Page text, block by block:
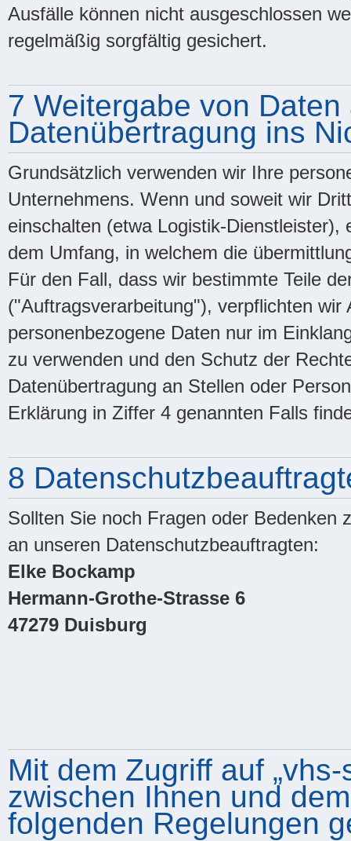
Ausfälle können nicht ausgeschlossen
regelmäßig sorgfältig gesichert.
7 Weitergabe von
Datenübertragung ins
Grundsätzlich verwenden wir Ihre
Unternehmens. Wenn und soweit wir
einschalten (etwa Logistik-
dem Umfang, in welchem die
Für den Fall, dass wir bestimmte Teile
("Auftragsverarbeitung"), verpflichten
personenbezogene Daten nur im
zu verwenden und den Schutz der
Datenübertragung an Stellen oder
Erklärung in Ziffer 4 genannten Falls
8
Sollten Sie noch Fragen oder Bedenken
an unseren Datenschutzbeauftragten:
Elke Bockamp
Hermann-Grothe-Strasse 6
47279 Duisburg
Mit dem Zugriff auf
zwischen Ihnen und
folgenden Regelungen